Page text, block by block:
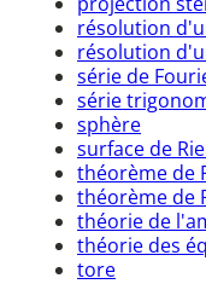
résolution
résolution
série de
série
sphère
surface de
théorème de
théorème de
théorie de
théorie des
tore